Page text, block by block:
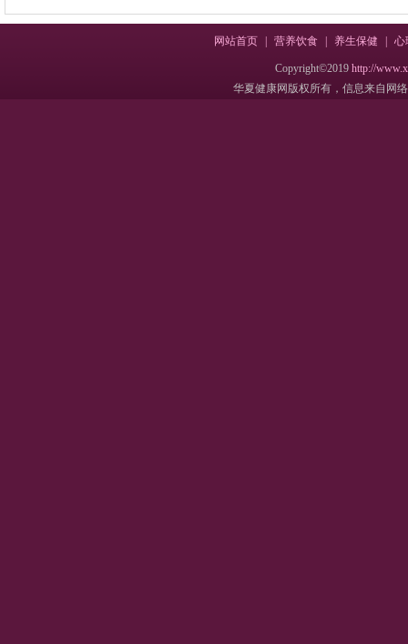
网站首页 营养饮食 养生保健 心
Copyright©2019http://
华夏健康网版权所有，信息来自网